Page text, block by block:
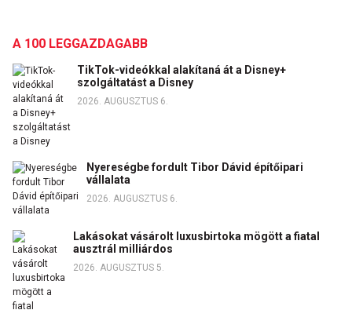
A 100 LEGGAZDAGABB
TikTok-videókkal alakítaná át a Disney+
szolgáltatást a Disney
2026. AUGUSZTUS 6.
Nyereségbe fordult Tibor Dávid építőipari
vállalata
2026. AUGUSZTUS 6.
Lakásokat vásárolt luxusbirtoka mögött a fiatal
ausztrál milliárdos
2026. AUGUSZTUS 5.